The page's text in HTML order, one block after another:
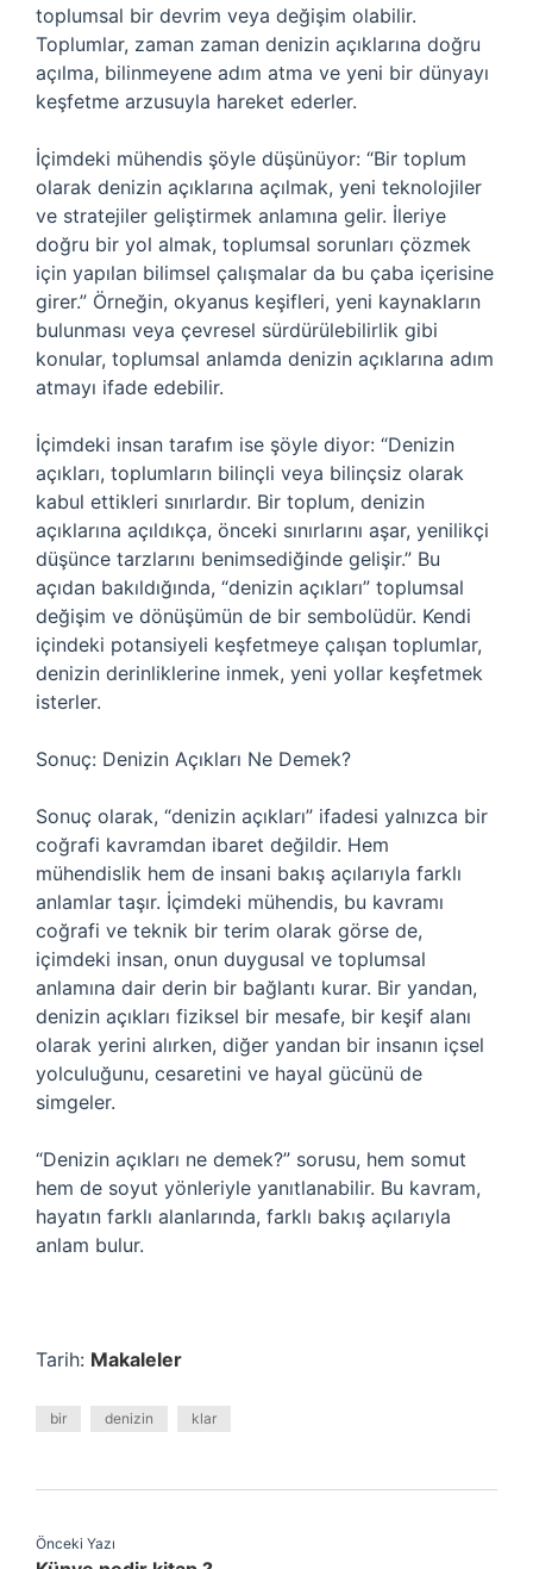
toplumsal bir devrim veya değişim olabilir.
Toplumlar, zaman zaman denizin açıklarına doğru
açılma, bilinmeyene adım atma ve yeni bir dünyayı
keşfetme arzusuyla hareket ederler.
İçimdeki mühendis şöyle düşünüyor: “Bir toplum
olarak denizin açıklarına açılmak, yeni teknolojiler
ve stratejiler geliştirmek anlamına gelir. İleriye
doğru bir yol almak, toplumsal sorunları çözmek
için yapılan bilimsel çalışmalar da bu çaba içerisine
girer.” Örneğin, okyanus keşifleri, yeni kaynakların
bulunması veya çevresel sürdürülebilirlik gibi
konular, toplumsal anlamda denizin açıklarına adım
atmayı ifade edebilir.
İçimdeki insan tarafım ise şöyle diyor: “Denizin
açıkları, toplumların bilinçli veya bilinçsiz olarak
kabul ettikleri sınırlardır. Bir toplum, denizin
açıklarına açıldıkça, önceki sınırlarını aşar, yenilikçi
düşünce tarzlarını benimsediğinde gelişir.” Bu
açıdan bakıldığında, “denizin açıkları” toplumsal
değişim ve dönüşümün de bir sembolüdür. Kendi
içindeki potansiyeli keşfetmeye çalışan toplumlar,
denizin derinliklerine inmek, yeni yollar keşfetmek
isterler.
Sonuç: Denizin Açıkları Ne Demek?
Sonuç olarak, “denizin açıkları” ifadesi yalnızca bir
coğrafi kavramdan ibaret değildir. Hem
mühendislik hem de insani bakış açılarıyla farklı
anlamlar taşır. İçimdeki mühendis, bu kavramı
coğrafi ve teknik bir terim olarak görse de,
içimdeki insan, onun duygusal ve toplumsal
anlamına dair derin bir bağlantı kurar. Bir yandan,
denizin açıkları fiziksel bir mesafe, bir keşif alanı
olarak yerini alırken, diğer yandan bir insanın içsel
yolculuğunu, cesaretini ve hayal gücünü de
simgeler.
“Denizin açıkları ne demek?” sorusu, hem somut
hem de soyut yönleriyle yanıtlanabilir. Bu kavram,
hayatın farklı alanlarında, farklı bakış açılarıyla
anlam bulur.
Tarih: Makaleler
bir denizin klar
Önceki Yazı